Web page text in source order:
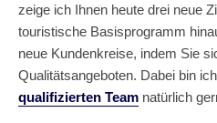
zeige ich Ihnen heute drei neue
touristische Basisprogramm
neue Kundenkreise, indem Sie
Qualitätsangeboten. Dabei bin
qualifizierten Team natürlich